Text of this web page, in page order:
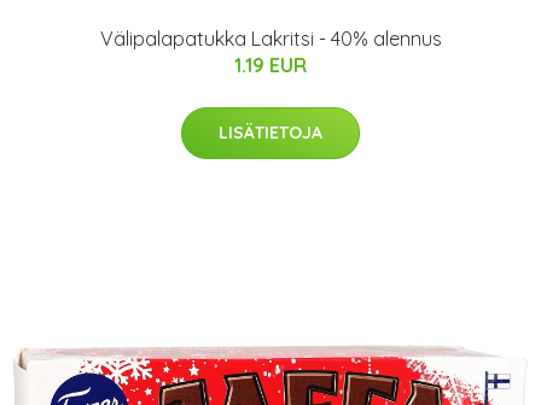
Välipalapatukka Lakritsi - 40% alennus
1.19 EUR
LISÄTIETOJA